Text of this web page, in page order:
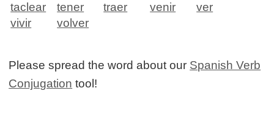
taclear
tener traer venir
ver
vivir
volver
Please spread the word about our Spanish Verb
Conjugation tool!